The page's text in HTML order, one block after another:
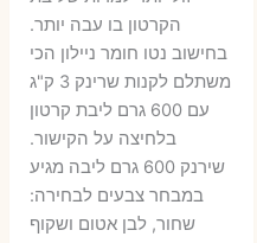
הקרטון בו עבה יותר.
בחישוב נטו חומר ניילון הכי
משתלם לקנות שרינק 3 ק"ג
עם 600 גרם ליבת קרטון
בלחיצה על הקישור.
שירנק 600 גרם ליבה מגיע
במבחר צבעים לבחירה:
שחור, לבן אטום ושקוף